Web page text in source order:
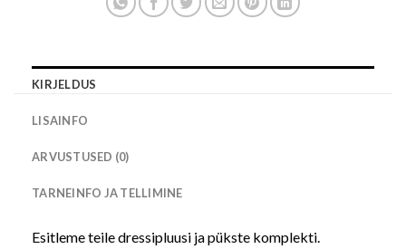
KIRJELDUS
LISAINFO
ARVUSTUSED (0)
TARNEINFO JA TELLIMINE
Esitleme teile dressipluusi ja pükste komplekti.